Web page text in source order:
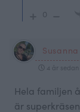
0
Susanna
4 år sedan
Hela familjen
är